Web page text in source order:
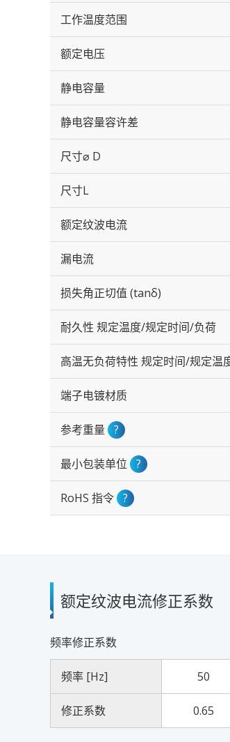
工作温度范围
额定电压
静电容量
静电容量容许差
尺寸⌀ D
尺寸L
额定纹波电流
漏电流
损失角正切值 (tanδ)
耐久性 规定温度/规定时间/负荷
高温无负荷特性 规定时间/规定温
端子电镀材质
参考重量 ?
最小包装单位 ?
RoHS 指令 ?
额定纹波电流修正系数
频率修正系数
频率 [Hz] 50
修正系数 0.65